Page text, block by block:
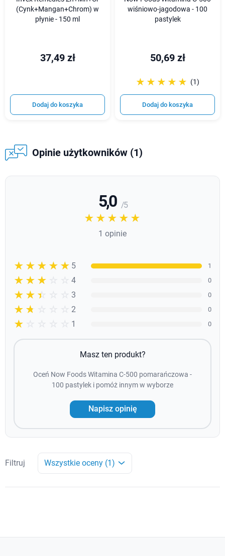
(Cynk+Mangan+Chrom) w
płynie - 150 ml
37,49 zł
Dodaj do koszyka
wiśniowo-jagodowa - 100
pastylek
50,69 zł
☆☆☆☆☆
★★★★★ (1)
Dodaj do koszyka
Opinie użytkowników (1)
5,0 / 5
☆☆☆☆☆
★★★★★
1 opinie
☆☆☆☆☆
★★★★★ 5 1
☆☆☆☆☆
★★★★ 4 0
☆☆☆☆☆
★★★ 3 0
☆☆☆☆☆
★★ 2 0
☆☆☆☆☆
★ 1 0
Masz ten produkt?
Oceń Now Foods Witamina C-500 pomarańczowa -
100 pastylek i pomóż innym w wyborze
Napisz opinię
Filtruj Wszystkie oceny (1)